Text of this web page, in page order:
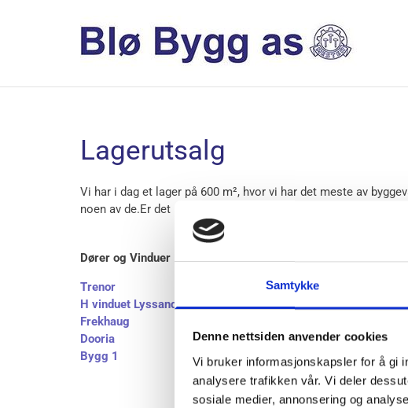
Samtykke
Denne nettsiden anvender cookies
Vi bruker informasjonskapsler for å gi
analysere trafikken vår. Vi deler
sosiale medier, annonsering og
Lagerutsalg
Vi har i dag et lager på 600 m², hvor vi har det meste av
noen av de.Er det noe du savner er det bare å ta kontakt så
Dører og Vinduer
Trenor
H vinduet Lyssand
Frekhaug
Dooria
Bygg 1
Kjøkken
Norema
Sigdal